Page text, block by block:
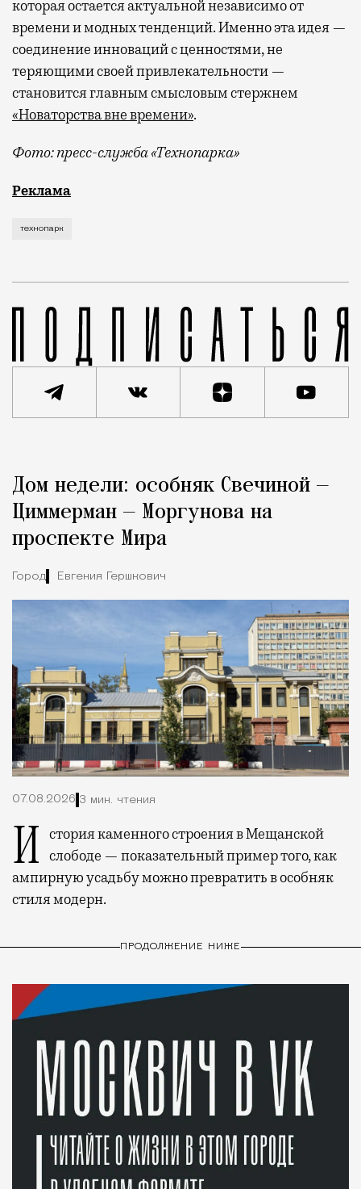
которая остается актуальной независимо от
времени и модных тенденций. Именно эта идея —
соединение инноваций с ценностями, не
теряющими своей привлекательности —
становится главным смысловым стержнем
«Новаторства вне времени».
Фото: пресс-служба «Технопарка»
Рекламные кампании техники редко выходят за
Реклама
технопарк
Город
Дом недели: особняк Свечиной —
Циммерман — Моргунова на
проспекте Мира
Город Евгения Гершкович
07.08.2026 3 мин. чтения
История каменного строения в Мещанской слободе — показательный пример того, как
ампирную усадьбу можно превратить в особняк
стиля модерн.
ПРОДОЛЖЕНИЕ НИЖЕ